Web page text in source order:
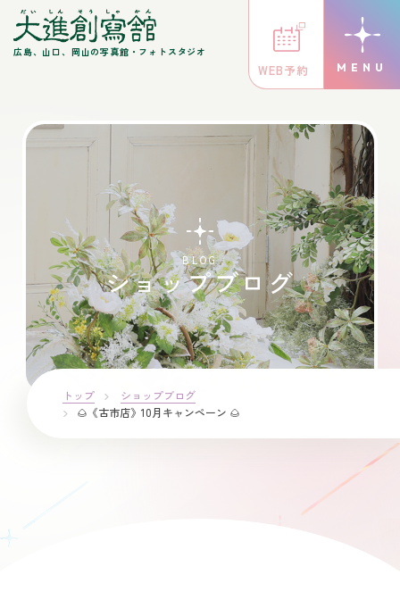
広島、山口、岡山の写真館・フォトスタジオ
WEB予約
BLOG
ショップブログ
トップ
ショップブログ
🌰《古市店》10月キャンペーン 🌰